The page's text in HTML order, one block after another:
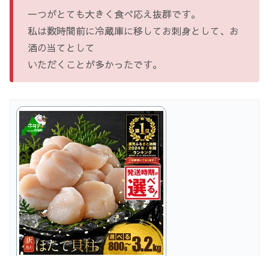
一つがとても大きく食べ応え抜群です。
私は数時間前に冷蔵庫に移してお刺身として、お
酒の当てとして
いただくことが多かったです。